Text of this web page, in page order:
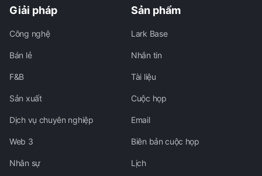
Giải pháp
Công nghệ
Bán lẻ
F&B
Sản xuất
Dịch vụ chuyên nghiệp
Web 3
Nhân sự
Sản phẩm
Lark Base
Nhắn tin
Tài liệu
Cuộc họp
Email
Biên bản cuộc họp
Lịch